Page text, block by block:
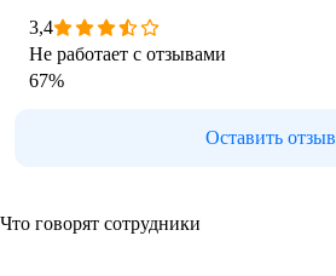
3,4
Не работает с отзывами
67%
Оставить отзыв
Что говорят сотрудники